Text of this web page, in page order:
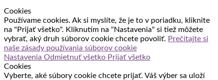
Cookies
Používame cookies. Ak si myslíte, že je to v poriadku, kliknite
na "Prijať všetko". Kliknutím na "Nastavenia" si tiež môžete
vybrať, aký druh súborov cookie chcete povoliť. Prečítajte si
naše zásady používania súborov cookie
Nastavenia Odmietnuť všetko Prijať všetko
Cookies
Vyberte, aké súbory cookie chcete prijať. Váš výber sa uloží